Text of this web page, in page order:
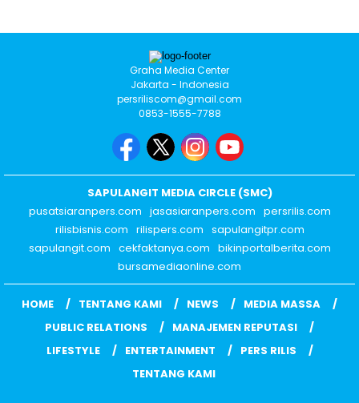
Graha Media Center
Jakarta - Indonesia
persriliscom@gmail.com
0853-1555-7788
SAPULANGIT MEDIA CIRCLE (SMC)
pusatsiaranpers.com jasasiaranpers.com persrilis.com
rilisbisnis.com rilispers.com sapulangitpr.com
sapulangit.com cekfaktanya.com bikinportalberita.com
bursamediaonline.com
HOME TENTANG KAMI NEWS
MEDIA MASSA
PUBLIC RELATIONS
MANAJEMEN REPUTASI
LIFESTYLE
ENTERTAINMENT
PERS RILIS
TENTANG KAMI